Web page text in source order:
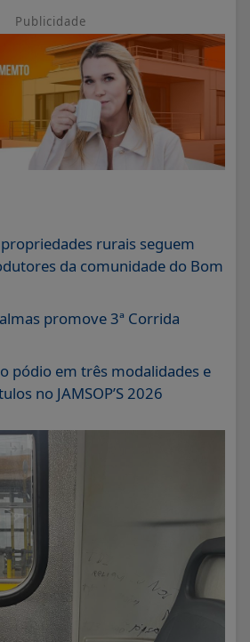
Publicidade
rurais seguem
da comunidade do Bom
promove 3ª Corrida
pódio em três modalidades e
no JAMSOP’S 2026